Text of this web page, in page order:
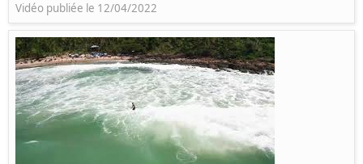
Vidéo publiée le 12/04/2022